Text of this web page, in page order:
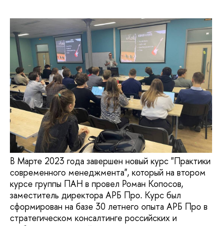
В Марте 2023 года завершен новый курс "Практики
современного менеджмента", который на втором
курсе группы ПАН в провел Роман Копосов,
заместитель директора АРБ Про. Курс был
сформирован на базе 30 летнего опыта АРБ Про в
стратегическом консалтинге российских и